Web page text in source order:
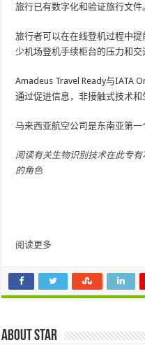
旅行已有数字化和验证旅行文件
旅行者可以在在线登机过程中
少机场登机手续柜台的压力和交
Amadeus Travel Ready与IATA
通过促进信息，非接触式技术和
马来西亚航空公司是东南亚第一
阅读有关生物识别技术在此专
的角色
阅读更多
About star